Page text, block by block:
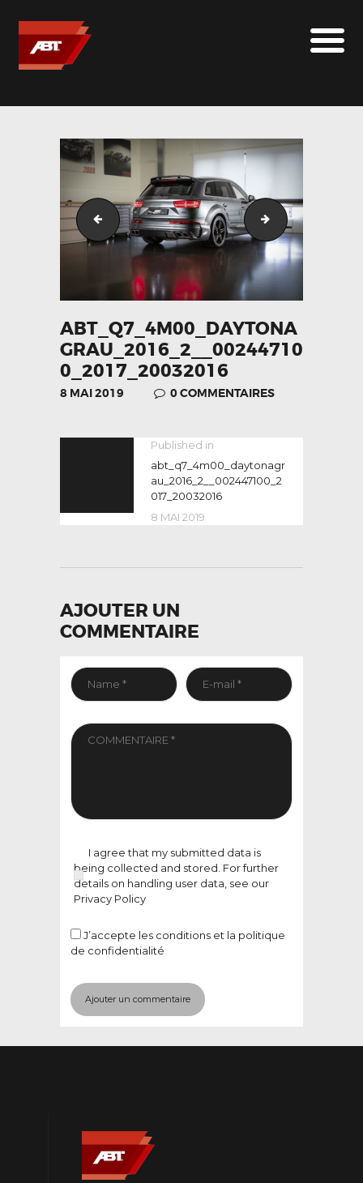
ABT SPORTSLINE FRANCE
MARQUES
LE SUR-MESURE
ABT
CONTACT
ABT_Q7_4M00_DAYTONA
GRAU_2016_2__00244710
0_2017_20032016
8 MAI 2019 0 COMMENTAIRES
NAVIGATION
L’ARTICLE
Published in
post:
abt_q7_4m00_daytonagr
au_2016_2__002447100_2
017_20032016
8 MAI 2019
AJOUTER UN
COMMENTAIRE
I agree that my submitted data is
being collected and stored. For further
details on handling user data, see our
Privacy Policy
J’accepte les conditions et la politique
de confidentialité